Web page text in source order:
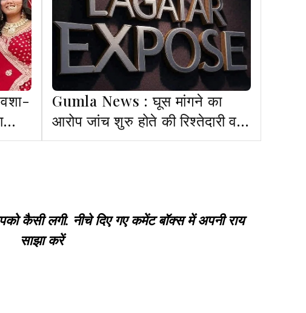
Gumla News : घूस मांगने का
आरोप जांच शुरु होते की रिश्तेदारी व
माफी में बदला
कैसी लगी. नीचे दिए गए कमेंट बॉक्स में अपनी राय
साझा करें